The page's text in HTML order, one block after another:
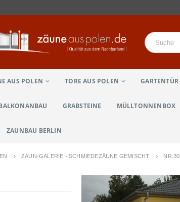
AUS POLEN TORE AUS POLEN GARTENTÜR
GRABSTEINE MÜLLTONNENBOX
ZAUNBAU BERLIN
ZAUN-GALERIE - SCHMIEDEZÄUNE GEMISCHT NR.30